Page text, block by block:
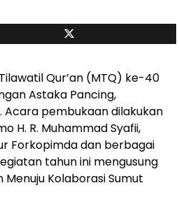
Qur’an (MTQ) ke-40
Astaka Pancing,
Acara pembukaan dilakukan
H. R. Muhammad Syafii,
Forkopimda dan berbagai
tahun ini mengusung
Kolaborasi Sumut